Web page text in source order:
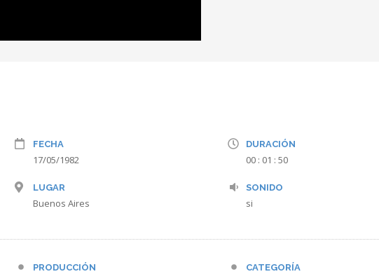
FECHA
17/05/1982
LUGAR
Buenos Aires
DURACIÓN
00 : 01 : 50
SONIDO
si
PRODUCCIÓN CATEGORÍA